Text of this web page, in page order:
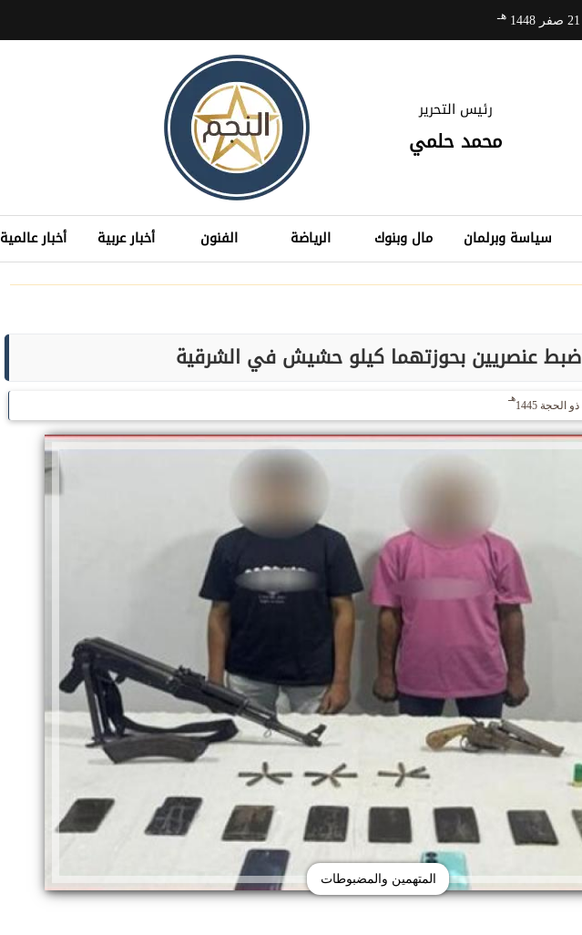
21 صفر 1448 هـ
رئيس التحرير
محمد حلمي
سياسة وبرلمان مال وبنوك الرياضة الفنون أخبار عربية أخبار عالمية
ضبط عنصريين بحوزتهما كيلو حشيش في الشرقية
هـ
المتهمين والمضبوطات